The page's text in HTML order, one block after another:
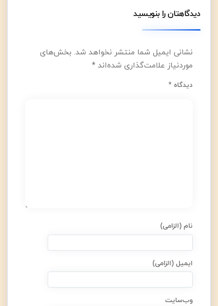
دیدگاهتان را بنویسید
نشانی ایمیل شما منتشر نخواهد شد. بخش‌های
موردنیاز علامت‌گذاری شده‌اند*
دیدگاه*
نام (الزامی)
ایمیل (الزامی)
وب‌سایت